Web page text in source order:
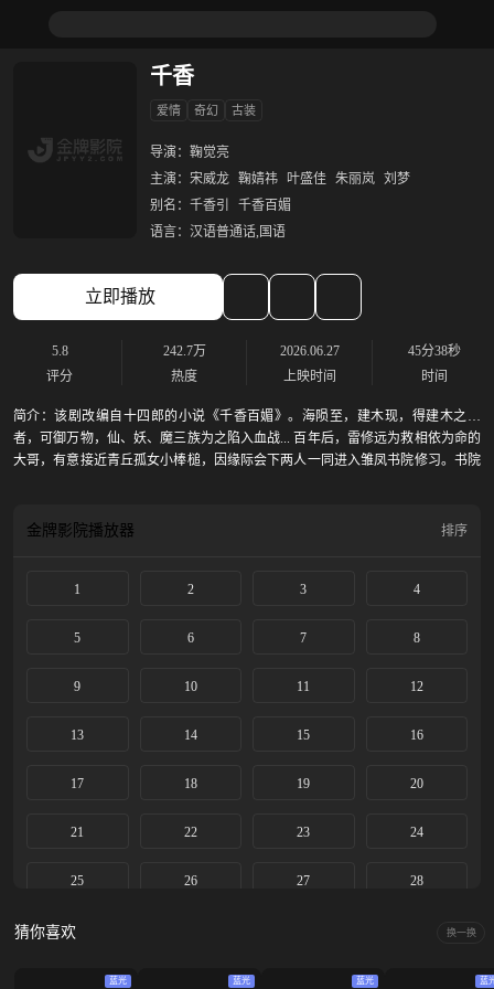
千香
爱情 奇幻 古装
导演： 鞠觉亮
主演： 宋威龙 鞠婧祎 叶盛佳 朱丽岚 刘梦
别名： 千香引
千香百媚
语言： 汉语普通话,国语
立即播放
5.8
评分
242.7万
热度
2026.06.27
上映时间
45分38秒
时间
简介：该剧改编自十四郎的小说《千香百媚》。海陨至，建木现，得建木之实
者，可御万物，仙、妖、魔三族为之陷入血战... 百年后，雷修远为救相依为命的
大哥，有意接近青丘孤女小棒槌，因缘际会下两人一同进入雏凤书院修习。书院
揭开，小棒槌也不断脱胎换骨成了冰雪之姿的姜黎非。这闻所未闻的资质，令有
的设定又让他们相爱而不得。最终，二人勇敢对抗宿命，炼化自身换回三界的太
金牌影院播放器 排序
1 2 3 4
5 6 7 8
9 10 11 12
13 14 15 16
17 18 19 20
21 22 23 24
25 26 27 28
29
猜你喜欢 换一换
蓝光 蓝光 蓝光 蓝